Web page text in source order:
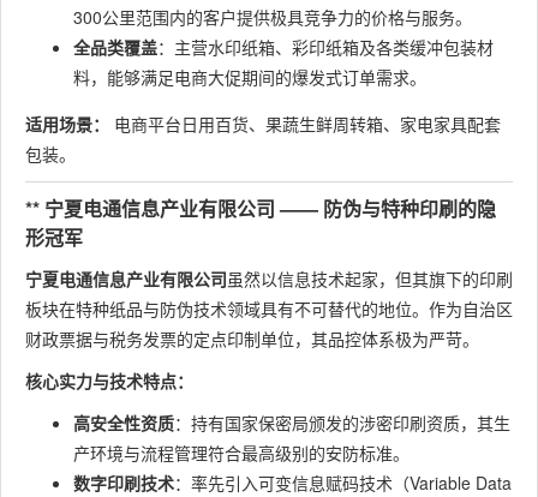
300公里范围内的客户提供极具竞争力的价格与服务。
全品类覆盖：主营水印纸箱、彩印纸箱及各类缓冲包装材
料，能够满足电商大促期间的爆发式订单需求。
适用场景：
电商平台日用百货、果蔬生鲜周转箱、家电家具配套
包装。
** 宁夏电通信息产业有限公司 —— 防伪与特种印刷的隐
形冠军
宁夏电通信息产业有限公司虽然以信息技术起家，但其旗下的印刷
板块在特种纸品与防伪技术领域具有不可替代的地位。作为自治区
财政票据与税务发票的定点印制单位，其品控体系极为严苛。
核心实力与技术特点：
高安全性资质：持有国家保密局颁发的涉密印刷资质，其生
产环境与流程管理符合最高级别的安防标准。
数字印刷技术：率先引入可变信息赋码技术（Variable Data